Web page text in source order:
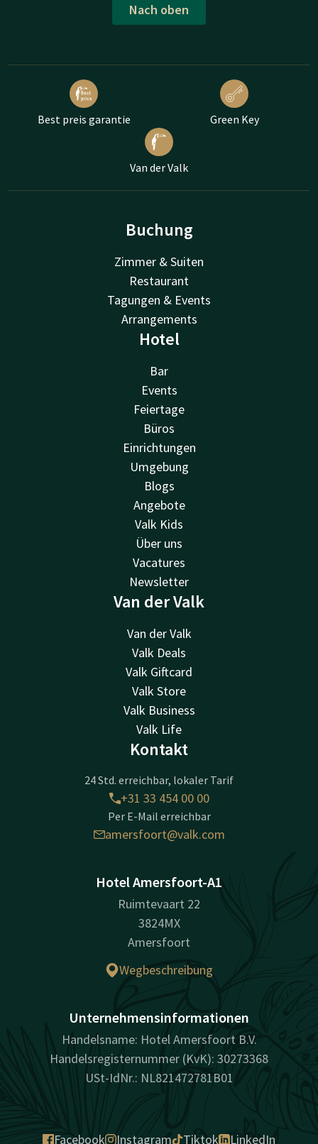
Nach oben
Best preis garantie Green Key
Van der Valk
Buchung
Zimmer & Suiten
Restaurant
Tagungen & Events
Arrangements
Hotel
Bar
Events
Feiertage
Büros
Einrichtungen
Umgebung
Blogs
Angebote
Valk Kids
Über uns
Vacatures
Newsletter
Van der Valk
Van der Valk
Valk Deals
Valk Giftcard
Valk Store
Valk Business
Valk Life
Kontakt
24 Std. erreichbar, lokaler Tarif
+31 33 454 00 00
Per E-Mail erreichbar
amersfoort@valk.com
Hotel Amersfoort-A1
Ruimtevaart 22
3824MX
Amersfoort
Wegbeschreibung
Unternehmensinformationen
Handelsname: Hotel Amersfoort B.V.
Handelsregisternummer (KvK): 30273368
USt-IdNr.: NL821472781B01
Facebook Instagram Tiktok LinkedIn